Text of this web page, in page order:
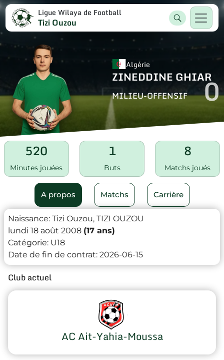
Ligue Wilaya de Football
Tizi Ouzou
Algérie
ZINEDDINE GHIAR
MILIEU-OFFENSIF 0
520
Minutes jouées
1
Buts
8
Matchs joués
A propos Matchs Carrière
Naissance: Tizi Ouzou, TIZI OUZOU
lundi 18 août 2008 (17 ans)
Catégorie: U18
Date de fin de contrat: 2026-06-15
Club actuel
AC Ait-Yahia-Moussa